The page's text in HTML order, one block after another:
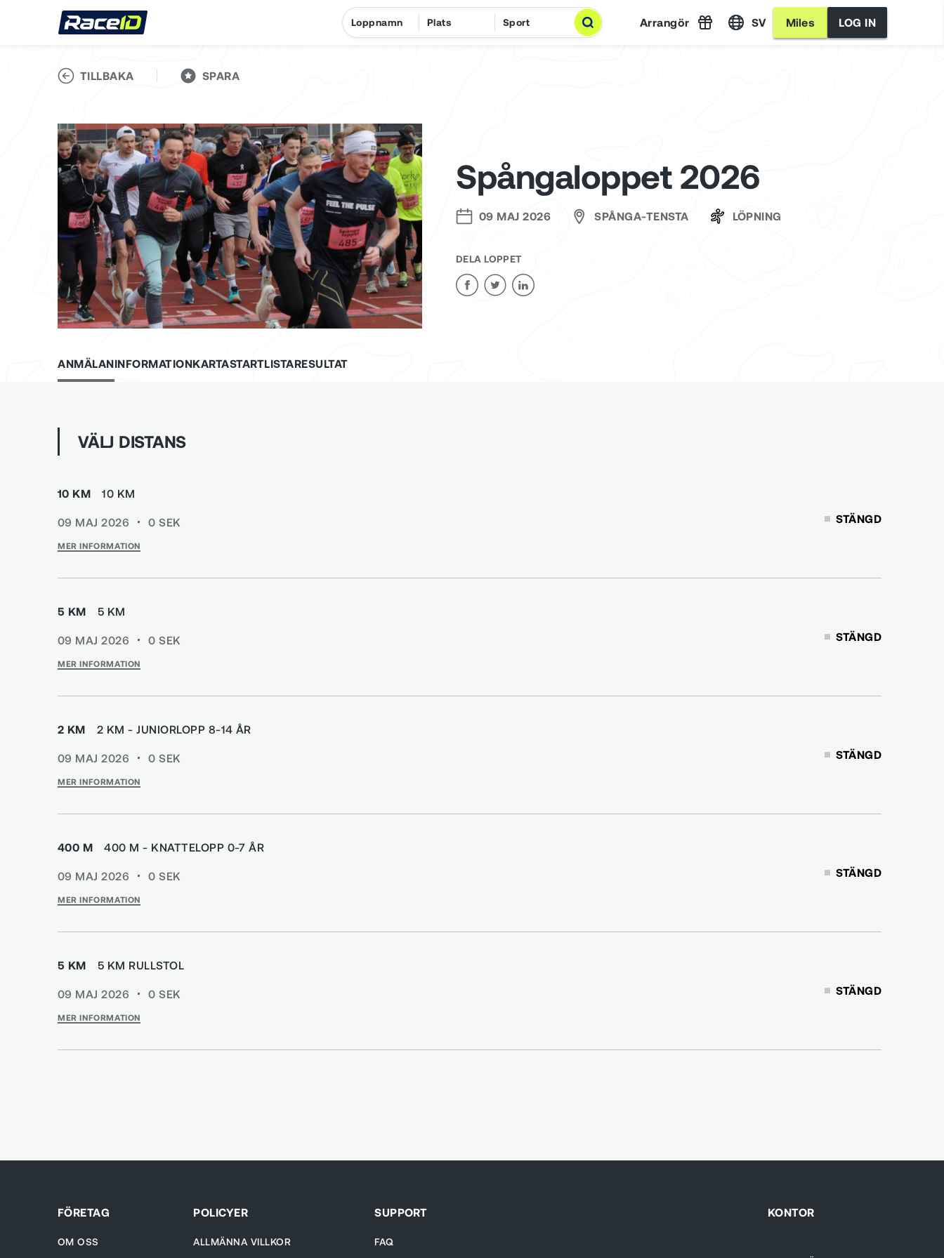
Arrangör SV Miles LOG IN
TILLBAKA SPARA
Spångaloppet 2026
09 MAJ 2026 SPÅNGA-TENSTA LÖPNING
DELA LOPPET
ANMÄLANINFORMATIONKARTASTARTLISTARESULTAT
VÄLJ DISTANS
10 KM 10 KM
09 MAJ 2026 0 SEK
MER INFORMATION
STÄNGD
5 KM 5 KM
09 MAJ 2026 0 SEK
MER INFORMATION
STÄNGD
2 KM 2 KM - JUNIORLOPP 8-14 ÅR
09 MAJ 2026 0 SEK
MER INFORMATION
STÄNGD
400 M 400 M - KNATTELOPP 0-7 ÅR
09 MAJ 2026 0 SEK
MER INFORMATION
STÄNGD
5 KM 5 KM RULLSTOL
09 MAJ 2026 0 SEK
MER INFORMATION
STÄNGD
FÖRETAG
OM OSS
POLICYER
ALLMÄNNA VILLKOR
SUPPORT
FAQ
KONTOR